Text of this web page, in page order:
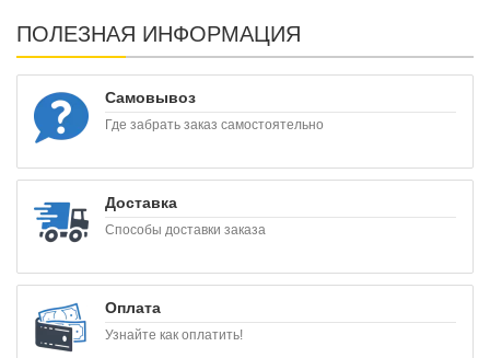
ПОЛЕЗНАЯ ИНФОРМАЦИЯ
Самовывоз
Где забрать заказ самостоятельно
Доставка
Способы доставки заказа
Оплата
Узнайте как оплатить!